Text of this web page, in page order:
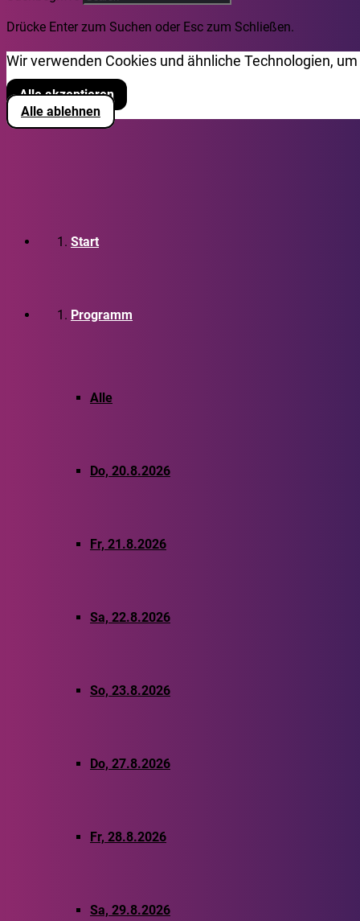
Drücke Enter zum Suchen oder Esc zum Schließen.
Wir verwenden Cookies und ähnliche Technologien,
Alle akzeptieren
Alle ablehnen
Start
Programm
Alle
Do, 20.8.2026
Fr, 21.8.2026
Sa, 22.8.2026
So, 23.8.2026
Do, 27.8.2026
Fr, 28.8.2026
Sa, 29.8.2026